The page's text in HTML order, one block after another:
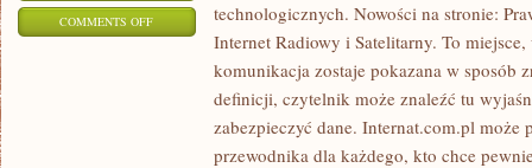
COMMENTS OFFON
INTERNATY
technologicznych. Nowości na stronie:
Internet Radiowy i Satelitarny. To
komunikacja zostaje pokazana w sposób
definicji, czytelnik może znaleźć tu
zabezpieczyć dane. Internat.com.pl może
przewodnika dla każdego, kto chce